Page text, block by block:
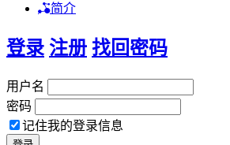
简介
登录 注册 找回密码
用户名
密码
记住我的登录信息